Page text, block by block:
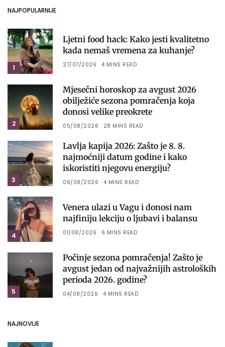
NAJPOPULARNIJE
1
Ljetni food hack: Kako jesti kvalitetno
kada nemaš vremena za kuhanje?
27/07/2026 4 MINS READ
2
Mjesečni horoskop za avgust 2026
obilježiće sezona pomračenja koja
donosi velike preokrete
05/08/2026 28 MINS READ
3
Lavlja kapija 2026: Zašto je 8. 8.
najmoćniji datum godine i kako
iskoristiti njegovu energiju?
06/08/2026 4 MINS READ
4
Venera ulazi u Vagu i donosi nam
najfiniju lekciju o ljubavi i balansu
01/08/2026 6 MINS READ
5
Počinje sezona pomračenja! Zašto je
avgust jedan od najvažnijih astroloških
perioda 2026. godine?
04/08/2026 4 MINS READ
NAJNOVIJE